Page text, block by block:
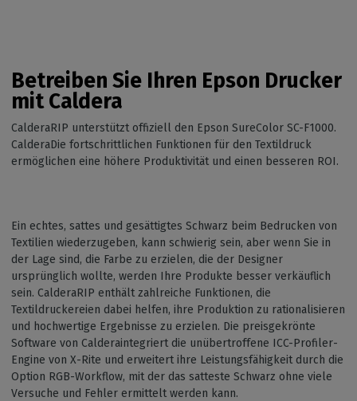
Betreiben Sie Ihren Epson Drucker
mit Caldera
CalderaRIP unterstützt offiziell den Epson SureColor SC-F1000.
CalderaDie fortschrittlichen Funktionen für den Textildruck
ermöglichen eine höhere Produktivität und einen besseren ROI.
Ein echtes, sattes und gesättigtes Schwarz beim Bedrucken von
Textilien wiederzugeben, kann schwierig sein, aber wenn Sie in
der Lage sind, die Farbe zu erzielen, die der Designer
ursprünglich wollte, werden Ihre Produkte besser verkäuflich
sein. CalderaRIP enthält zahlreiche Funktionen, die
Textildruckereien dabei helfen, ihre Produktion zu rationalisieren
und hochwertige Ergebnisse zu erzielen. Die preisgekrönte
Software von Calderaintegriert die unübertroffene ICC-Profiler-
Engine von X-Rite und erweitert ihre Leistungsfähigkeit durch die
Option RGB-Workflow, mit der das satteste Schwarz ohne viele
Versuche und Fehler ermittelt werden kann.